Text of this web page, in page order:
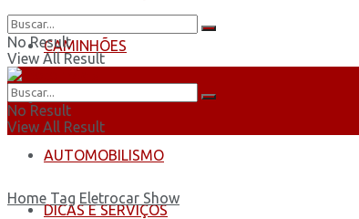
CAMINHÕES
ÔNIBUS
AUTOMOBILISMO
DICAS E SERVIÇOS
No Result
View All Result
No Result
View All Result
Home Tag Eletrocar Show